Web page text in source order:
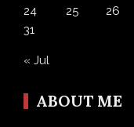
24
25 26
31
« Jul
ABOUT ME